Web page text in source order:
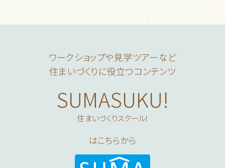
ワークショップや見学ツアーなど
住まいづくりに役立つコンテンツ
SUMASUKU!
はこちらから